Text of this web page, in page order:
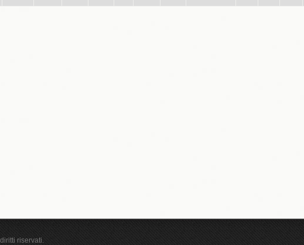
riservati.